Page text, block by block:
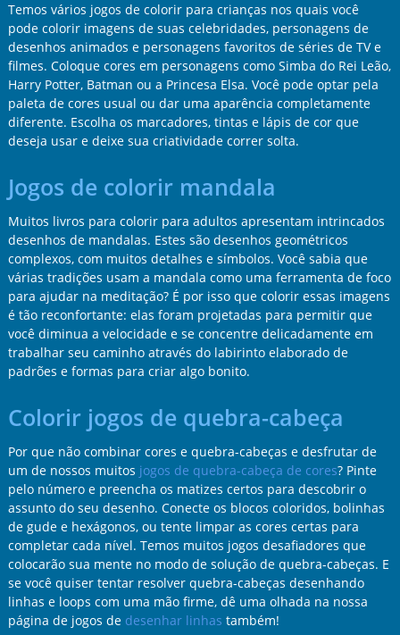
Temos vários jogos de colorir para crianças nos quais você
pode colorir imagens de suas celebridades, personagens de
desenhos animados e personagens favoritos de séries de TV e
filmes. Coloque cores em personagens como Simba do Rei Leão,
Harry Potter, Batman ou a Princesa Elsa. Você pode optar pela
paleta de cores usual ou dar uma aparência completamente
diferente. Escolha os marcadores, tintas e lápis de cor que
deseja usar e deixe sua criatividade correr solta.
Jogos de colorir mandala
Muitos livros para colorir para adultos apresentam intrincados
desenhos de mandalas. Estes são desenhos geométricos
complexos, com muitos detalhes e símbolos. Você sabia que
várias tradições usam a mandala como uma ferramenta de foco
para ajudar na meditação? É por isso que colorir essas imagens
é tão reconfortante: elas foram projetadas para permitir que
você diminua a velocidade e se concentre delicadamente em
trabalhar seu caminho através do labirinto elaborado de
padrões e formas para criar algo bonito.
Colorir jogos de quebra-cabeça
Por que não combinar cores e quebra-cabeças e desfrutar de
um de nossos muitos jogos de quebra-cabeça de cores? Pinte
pelo número e preencha os matizes certos para descobrir o
assunto do seu desenho. Conecte os blocos coloridos, bolinhas
de gude e hexágonos, ou tente limpar as cores certas para
completar cada nível. Temos muitos jogos desafiadores que
colocarão sua mente no modo de solução de quebra-cabeças. E
se você quiser tentar resolver quebra-cabeças desenhando
linhas e loops com uma mão firme, dê uma olhada na nossa
página de jogos de desenhar linhas também!